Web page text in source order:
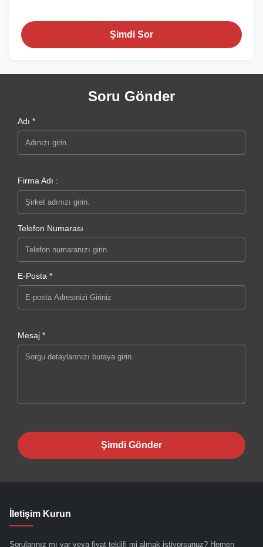
Şimdi Sor
Soru Gönder
Adı *
Firma Adı :
Telefon Numarası
E-Posta *
Mesaj *
Şimdi Gönder
İletişim Kurun
Sorularınız mı var veya fiyat teklifi mi almak istiyorsunuz? Hemen